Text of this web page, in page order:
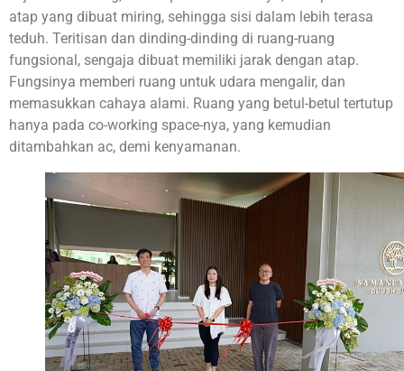
atap yang dibuat miring, sehingga sisi dalam lebih terasa
teduh. Teritisan dan dinding-dinding di ruang-ruang
fungsional, sengaja dibuat memiliki jarak dengan atap.
Fungsinya memberi ruang untuk udara mengalir, dan
memasukkan cahaya alami. Ruang yang betul-betul tertutup
hanya pada co-working space-nya, yang kemudian
ditambahkan ac, demi kenyamanan.